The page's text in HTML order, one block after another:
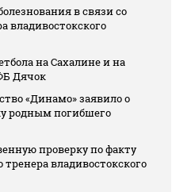
в связи со
владивостокского
на Сахалине и на
Дячок
«Динамо» заявило о
родным погибшего
проверку по факту
владивостокского